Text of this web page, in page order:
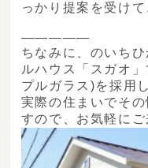
っかり提案を受け
―――――
ちなみに、のいち
ルハウス「スガオ
プルガラス)を採用
実際の住まいでそ
すので、お気軽にご